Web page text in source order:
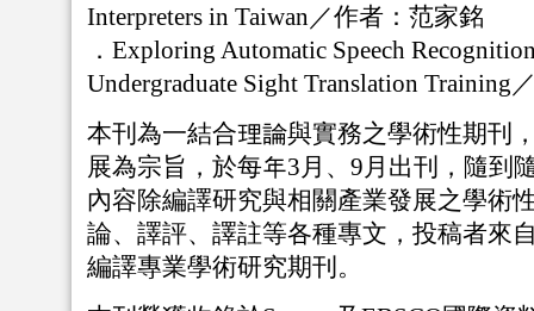
Interpreters in Taiwan／作者：范家銘
． Exploring Automatic Speech
Undergraduate Sight Translation Training
本刊為一結合理論與實務之學術性期刊
展為宗旨，於每年3月、 9月出刊，隨到
內容除編譯研究與相關產業發展之學術
論、譯評、譯註等各種專文，投稿者來
編譯專業學術研究期刊。